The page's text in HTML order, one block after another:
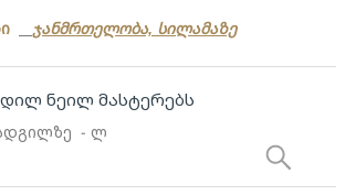
ჯანმრთელობა, სილამაზე
ნეილ მასტერებს
- ლ